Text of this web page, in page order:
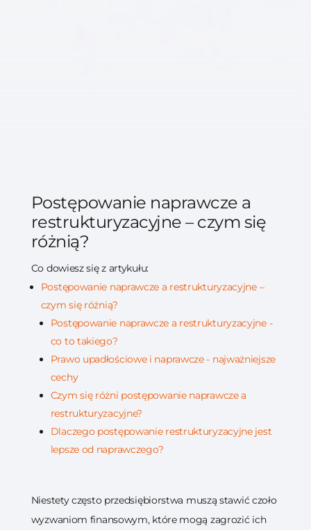
Postępowanie naprawcze a
restrukturyzacyjne – czym się
różnią?
Co dowiesz się z artykułu:
Postępowanie naprawcze a restrukturyzacyjne –
czym się różnią?
Postępowanie naprawcze a restrukturyzacyjne -
co to takiego?
Prawo upadłościowe i naprawcze - najważniejsze
cechy
Czym się różni postępowanie naprawcze a
restrukturyzacyjne?
Dlaczego postępowanie restrukturyzacyjne jest
lepsze od naprawczego?
Niestety często przedsiębiorstwa muszą stawić czoło
wyzwaniom finansowym, które mogą zagrozić ich